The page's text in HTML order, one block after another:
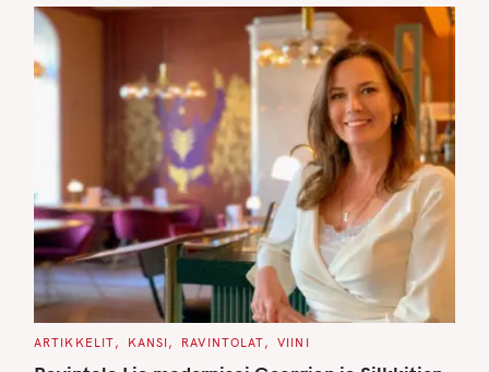
C
T
ARTIKKELIT KANSI RAVINTOLAT VIINI